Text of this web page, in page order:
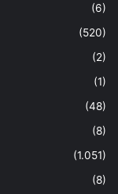
(6)
(520)
(2)
(1)
(48)
(8)
(1.051)
(8)